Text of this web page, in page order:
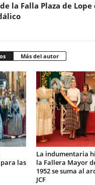
la Falla Plaza de
Más del autor
las
La indumentaria
la Fallera Mayor
1952 se suma al
JCF